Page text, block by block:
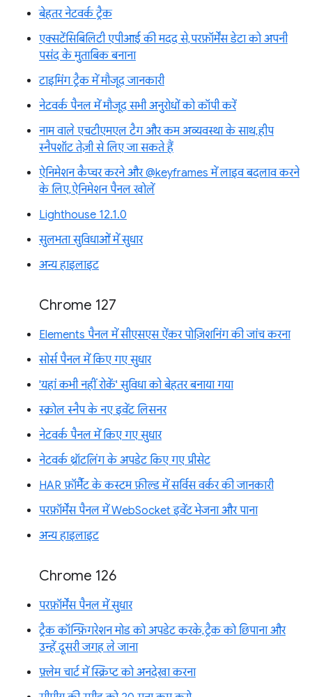
बेहतर नेटवर्क ट्रैक
एक्सटेंसिबिलिटी एपीआई की मदद से, परफ़ॉर्मेंस डेटा को अपनी
पसंद के मुताबिक बनाना
टाइमिंग ट्रैक में मौजूद जानकारी
नेटवर्क पैनल में मौजूद सभी अनुरोधों को कॉपी करें
नाम वाले एचटीएमएल टैग और कम अव्यवस्था के साथ, हीप
स्नैपशॉट तेज़ी से लिए जा सकते हैं
ऐनिमेशन कैप्चर करने और @keyframes में लाइव बदलाव करने
के लिए, ऐनिमेशन पैनल खोलें
Lighthouse 12.1.0
सुलभता सुविधाओं में सुधार
अन्य हाइलाइट
Chrome 127
Elements पैनल में सीएसएस ऐंकर पोज़िशनिंग की जांच करना
सोर्स पैनल में किए गए सुधार
'यहां कभी नहीं रोकें' सुविधा को बेहतर बनाया गया
स्क्रोल स्नैप के नए इवेंट लिसनर
नेटवर्क पैनल में किए गए सुधार
नेटवर्क थ्रॉटलिंग के अपडेट किए गए प्रीसेट
HAR फ़ॉर्मैट के कस्टम फ़ील्ड में सर्विस वर्कर की जानकारी
परफ़ॉर्मेंस पैनल में WebSocket इवेंट भेजना और पाना
अन्य हाइलाइट
Chrome 126
परफ़ॉर्मेंस पैनल में सुधार
ट्रैक कॉन्फ़िगरेशन मोड को अपडेट करके, ट्रैक को छिपाना और
उन्हें दूसरी जगह ले जाना
फ़्लेम चार्ट में स्क्रिप्ट को अनदेखा करना